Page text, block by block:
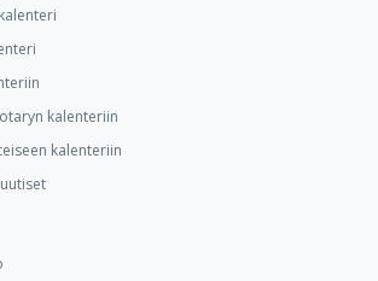
kalenteriin
kalenteriin